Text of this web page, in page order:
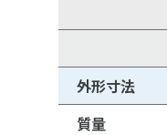
外形寸法
質量